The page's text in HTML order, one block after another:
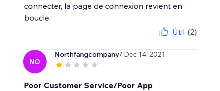
connecter, la page de connexion revient en
boucle.
Útil (2)
NO
Northfangcompany/ Dec 14, 2021
Poor Customer Service/Poor App